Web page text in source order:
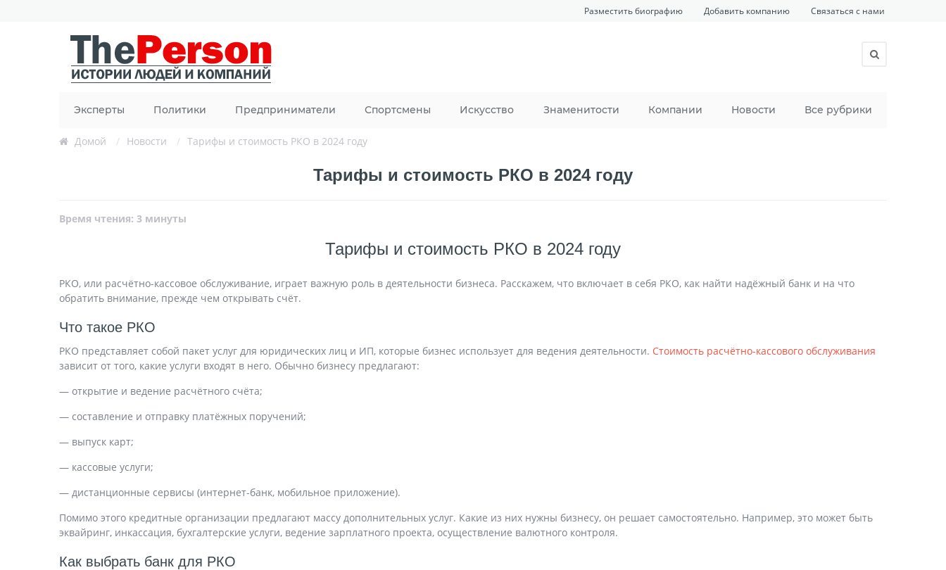
Разместить биографию Добавить компанию Связаться с нами
Эксперты Политики Предприниматели Спортсмены Искусство Знаменитости Компании Новости Все рубрики
Домой / Новости / Тарифы и стоимость РКО в 2024 году
Тарифы и стоимость РКО в 2024 году
Время чтения: 3 минуты
Тарифы и стоимость РКО в 2024 году
РКО, или расчётно-кассовое обслуживание, играет важную роль в деятельности бизнеса. Расскажем, что включает в себя РКО, как найти надёжный банк и на что
обратить внимание, прежде чем открывать счёт.
Что такое РКО
РКО представляет собой пакет услуг для юридических лиц и ИП, которые бизнес использует для ведения деятельности. Стоимость расчётно-кассового обслуживания
зависит от того, какие услуги входят в него. Обычно бизнесу предлагают:
— открытие и ведение расчëтного счëта;
— составление и отправку платëжных поручений;
— выпуск карт;
— кассовые услуги;
— дистанционные сервисы (интернет-банк, мобильное приложение).
Помимо этого кредитные организации предлагают массу дополнительных услуг. Какие из них нужны бизнесу, он решает самостоятельно. Например, это может быть
эквайринг, инкассация, бухгалтерские услуги, ведение зарплатного проекта, осуществление валютного контроля.
Как выбрать банк для РКО